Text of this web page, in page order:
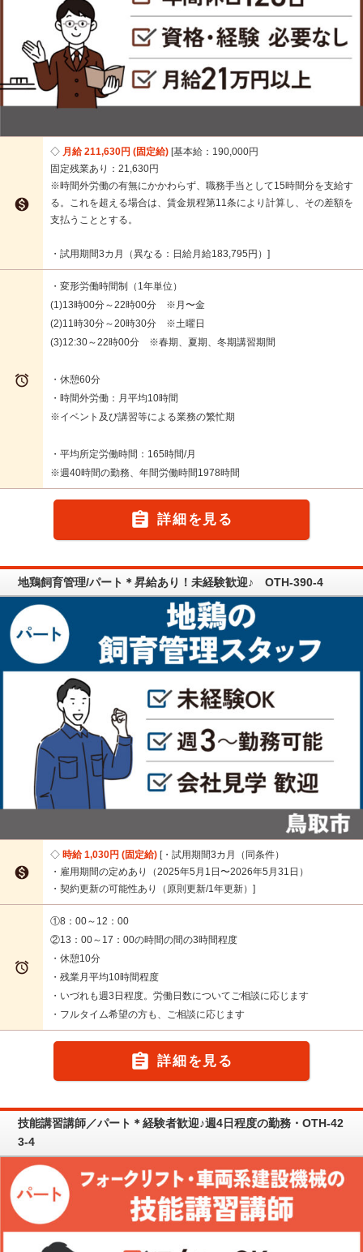

月給 211,630円 (固定給) 基本給：190,000円
固定残業あり：21,630円
※時間外労働の有無にかかわらず、職務手当として15時間分を支給す
る。これを超える場合は、賃金規程第11条により計算し、その差額を
支払うこととする。
・試用期間3カ月（異なる：日給月給183,795円）

・変形労働時間制（1年単位）
(1)13時00分～22時00分 ※月〜金
(2)11時30分～20時30分 ※土曜日
(3)12:30～22時00分 ※春期、夏期、冬期講習期間
・休憩60分
・時間外労働：月平均10時間
※イベント及び講習等による業務の繁忙期
・平均所定労働時間：165時間/月
※週40時間の勤務、年間労働時間1978時間
 詳細を見る
地鶏飼育管理/パート＊昇給あり！未経験歓迎♪ OTH-390-4

時給 1,030円 (固定給) ・試用期間3カ月（同条件）
・雇用期間の定めあり（2025年5月1日〜2026年5月31日）
・契約更新の可能性あり（原則更新/1年更新）

①8：00～12：00
②13：00～17：00の時間の間の3時間程度
・休憩10分
・残業月平均10時間程度
・いづれも週3日程度。労働日数についてご相談に応じます
・フルタイム希望の方も、ご相談に応じます
 詳細を見る
技能講習講師／パート＊経験者歓迎♪週4日程度の勤務・OTH-42
3-4